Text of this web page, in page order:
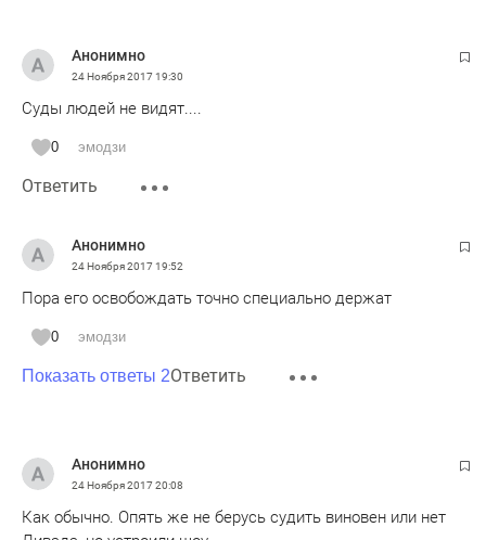
Анонимно
24 Ноября 201719:30
Суды людей не видят....
0 эмодзи
Ответить
Анонимно
24 Ноября 201719:52
Пора его освобождать точно специально держат
0 эмодзи
Показать ответы 2Ответить
Анонимно
24 Ноября 201720:08
Как обычно. Опять же не берусь судить виновен или нет